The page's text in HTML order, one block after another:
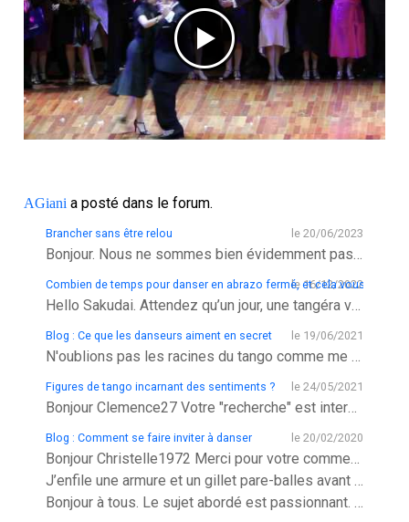
AGiani a posté dans le forum.
le 20/06/2023
Brancher sans être relou
Bonjour. Nous ne sommes bien évidemment pas faits de bois. Il arrive que les corps se coordonnent délicieusement. Et que
le 16/12/2022
Combien de temps pour danser en abrazo fermé, et cela vous est il
Hello Sakudai. Attendez qu’un jour, une tangéra vous accuse de trop “plonger votre regard” dans son décolleté. Vous
le 19/06/2021
Blog : Ce que les danseurs aiment en secret
N'oublions pas les racines du tango comme me le répète souvent mon professeur principal. "Nous parlons de connexion,
le 24/05/2021
Figures de tango incarnant des sentiments ?
Bonjour Clemence27 Votre "recherche" est interessante. Les clefs me semblent être dans les postures des danseurs et
le 20/02/2020
Blog : Comment se faire inviter à danser
Bonjour Christelle1972 Merci pour votre commentaire bienveillant.
J’enfile une armure et un gillet pare-balles avant d’écrire ce commentaire à l’attention de pcanoe et pasotango. 😅
Bonjour à tous. Le sujet abordé est passionnant. J’ai subi à mes débuts et encore maintenant des refus à mes